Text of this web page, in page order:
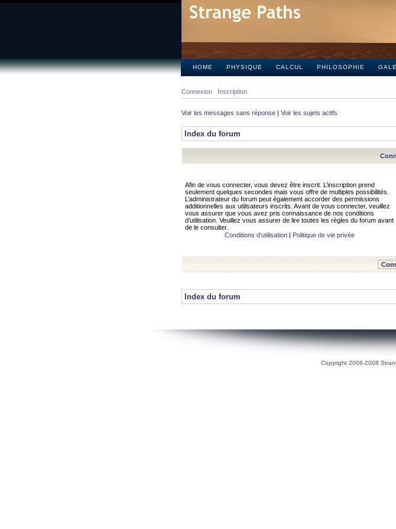
HOME PHYSIQUE CALCUL PHILOSOPHIE
Connexion Inscription
Voir les messages sans réponse | Voir les sujets actifs
Index du forum
Afin de vous connecter, vous devez être inscrit. L’inscription prend
seulement quelques secondes mais vous offre de multiples possibilités.
L’administrateur du forum peut également accorder des permissions
additionnelles aux utilisateurs inscrits. Avant de vous connecter, veuillez
vous assurer que vous avez pris connaissance de nos conditions
d’utilisation. Veuillez vous assurer de lire toutes les règles du forum avant
de le consulter.
Conditions d’utilisation| Politique de vie privée
Index du forum
Copyright 2006-2008